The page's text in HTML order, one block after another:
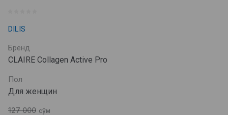
DILIS
Бренд
CLAIRE Collagen Active Pro
Пол
Для женщин
127 000 сўм